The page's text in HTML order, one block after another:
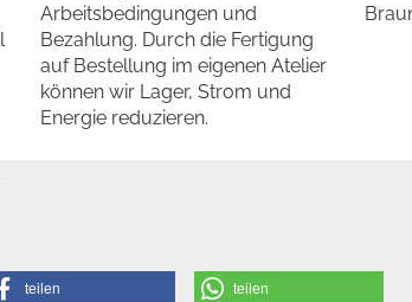
Arbeitsbedingungen und
Bezahlung. Durch die Fertigung
auf Bestellung im eigenen Atelier
können wir Lager, Strom und
Energie reduzieren.
teilen teilen